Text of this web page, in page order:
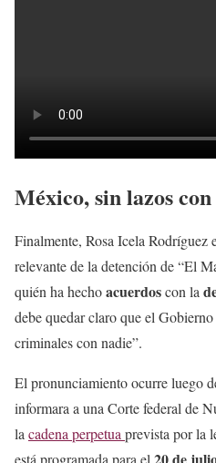
México, sin lazos
Finalmente, Rosa Icela Rodríguez
relevante de la detención de “El
quién ha hechoacuerdoscon la
debe quedar claro que el
criminales con nadie”.
El pronunciamiento ocurre luego
informara a una Corte federal de
la cadena perpetua prevista por la
está programada para el 20 de